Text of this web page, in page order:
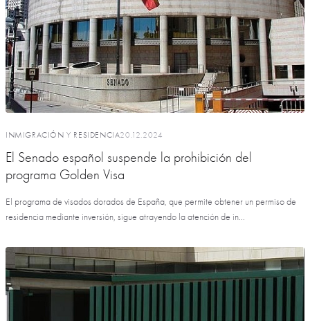
INMIGRACIÓN Y RESIDENCIA20.12.2024
El Senado español suspende la prohibición del
programa Golden Visa
El programa de visados dorados de España, que permite obtener un permiso de
residencia mediante inversión, sigue atrayendo la atención de in...